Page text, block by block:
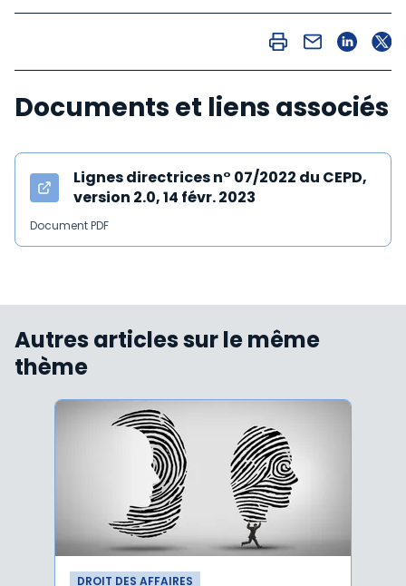
Documents et liens associés
Lignes directrices n° 07/2022 du CEPD,
version 2.0, 14 févr. 2023
Document PDF
Autres articles sur le même
thème
DROIT DES AFFAIRES